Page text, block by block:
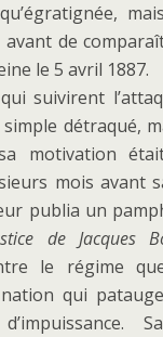
avant de
le 5 avril 1887.
suivirent
détraqué,
motivation
mois avant
publia un
de Jacques
le régime
qui